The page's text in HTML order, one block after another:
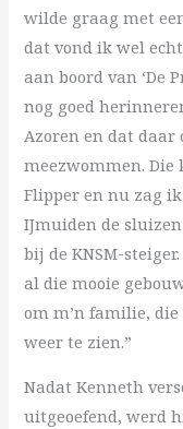
wilde graag met
dat vond ik wel
aan boord van ‘De
nog goed
Azoren en dat
meezwommen. Die
Flipper en nu zag
IJmuiden de
bij de KNSM-
al die mooie
om m’n familie,
weer te zien.”
Nadat Kenneth
uitgeoefend, werd